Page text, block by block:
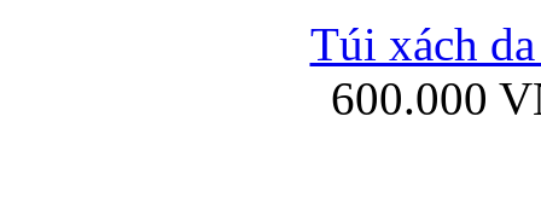
Ốp lưng
Túi xách
600.000